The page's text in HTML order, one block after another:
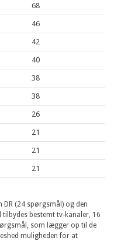
68
46
42
40
38
38
26
21
21
21
(24 spørgsmål) og den
bestemt tv-kanaler, 16
som lægger op til de
muligheden for at